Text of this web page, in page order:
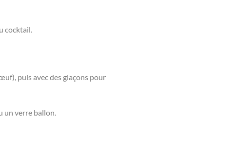
cocktail.
puis avec des glaçons pour
un verre ballon.